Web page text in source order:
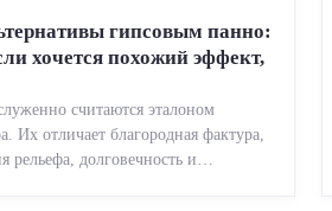
гипсовым панно:
хочется похожий эффект,
считаются эталоном
Их отличает благородная фактура,
рельефа, долговечность и